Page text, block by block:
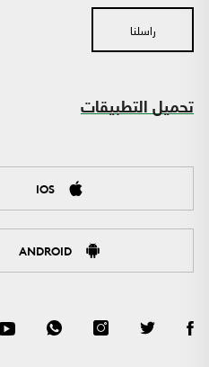
راسلنا
تحميل التطبيقات
IOS
ANDROID